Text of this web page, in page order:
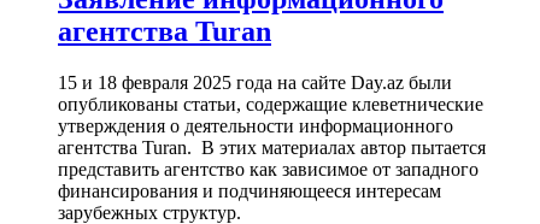
агентства Turan
15 и 18 февраля 2025 года на сайте Day.az были
опубликованы статьи, содержащие клеветнические
утверждения о деятельности информационного
агентства Turan. В этих материалах автор пытается
представить агентство как зависимое от западного
финансирования и подчиняющееся интересам
зарубежных структур.